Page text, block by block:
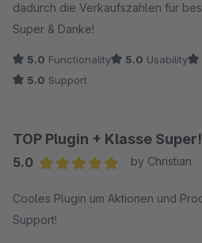
dadurch die Verkaufszahlen für
Super & Danke!
5.0 Functionality 5.0 Usability
5.0 Support
TOP Plugin + Klasse Super!
5.0
by Christian
Cooles Plugin um Aktionen und
Support!